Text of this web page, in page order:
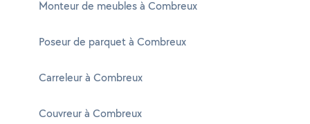
Monteur de meubles à Combreux
Poseur de parquet à Combreux
Carreleur à Combreux
Couvreur à Combreux